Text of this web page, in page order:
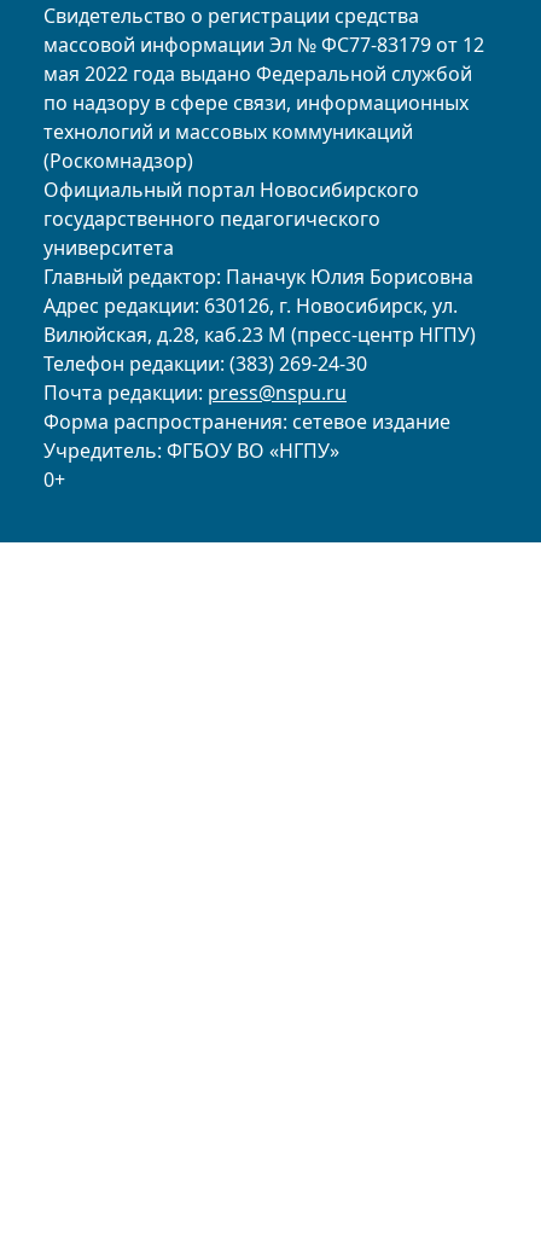
Свидетельство о регистрации средства
массовой информации Эл № ФС77-83179 от 12
мая 2022 года выдано Федеральной службой
по надзору в сфере связи, информационных
технологий и массовых коммуникаций
(Роскомнадзор)
Официальный портал Новосибирского
государственного педагогического
университета
Главный редактор: Паначук Юлия Борисовна
Адрес редакции: 630126, г. Новосибирск, ул.
Вилюйская, д.28, каб.23 М (пресс-центр НГПУ)
Телефон редакции: (383) 269-24-30
Почта редакции: press@nspu.ru
Форма распространения: сетевое издание
Учредитель: ФГБОУ ВО «НГПУ»
0+